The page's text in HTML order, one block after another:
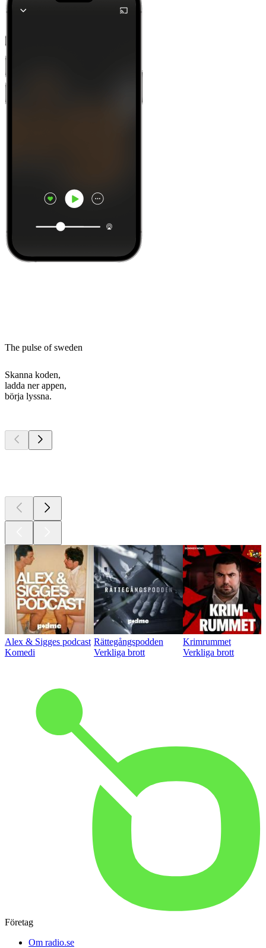
The pulse of sweden
Skanna koden,
ladda ner appen,
börja lyssna.
Alex & Sigges podcast
Komedi
Rättegångspodden
Verkliga brott
Krimrummet
Verkliga brott
Företag
Om radio.se